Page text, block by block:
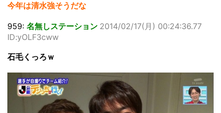
今年は清水強そうだな
959: 名無しステーション 2014/02/17(月) 00:24:36.77
ID:yOLF3cww
石毛くっろｗ